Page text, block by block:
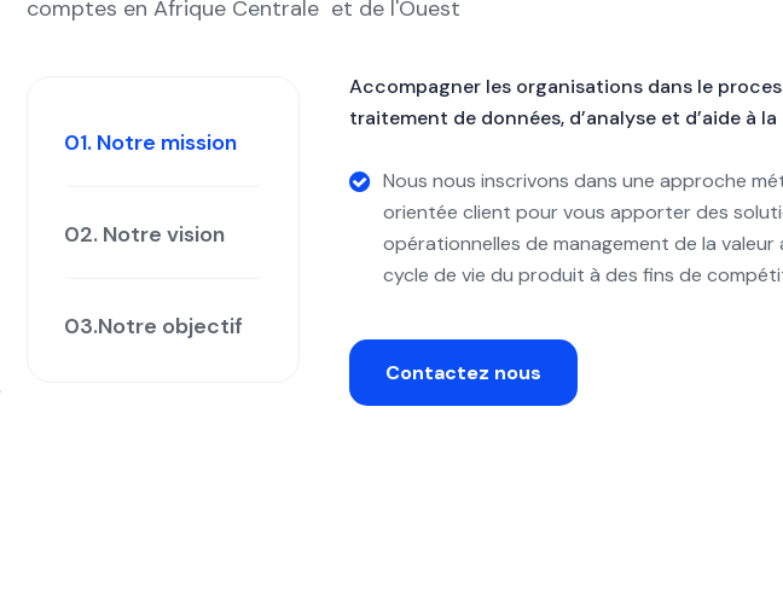
comptes en Afrique Centrale et de l'Ouest
01. Notre mission
02. Notre vision
03.Notre objectif
Accompagner les organisations dans le
traitement de données, d’analyse et d’aide à
Nous nous inscrivons dans une approche
orientée client pour vous apporter des
opérationnelles de management de la valeur
cycle de vie du produit à des fins de
Contactez nous